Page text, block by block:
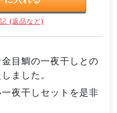
(返品など)
目鯛の一夜干しとの
ました。
夜干しセットを是非